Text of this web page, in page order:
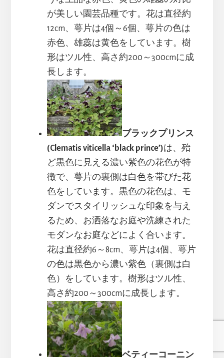
が美しい園芸品種です。花は直径約
12cm、萼片は4個～6個、萼片の色は
赤色、雄蕊は黄色をしています。樹
形はツル性、高さ約200～300cmに成
長します。
ブラックプリンス
(Clematis viticella ‘black prince’)は、殆
ど黒色に見える濃い紫色の花色が特
徴で、萼片の裏側は白色を帯びた花
色をしています。黒色の花色は、モ
ダンでスタイリッシュな印象を与え
るため、お洒落なお庭や洗練された
モダンなお庭などによく合います。
花は直径約6～8cm、萼片は4個、萼片
の色は黒色から濃い紫色（裏側は白
色）をしています。樹形はツル性、
高さ約200～300cmに成長します。
ベティーコーニン